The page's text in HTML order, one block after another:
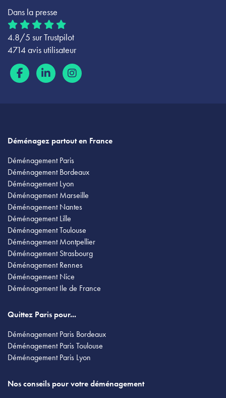
Dans la presse
4.8/5 sur Trustpilot
4714 avis utilisateur
Déménagez partout en France
Déménagement Paris
Déménagement Bordeaux
Déménagement Lyon
Déménagement Marseille
Déménagement Nantes
Déménagement Lille
Déménagement Toulouse
Déménagement Montpellier
Déménagement Strasbourg
Déménagement Rennes
Déménagement Nice
Déménagement Ile de France
Quittez Paris pour...
Déménagement Paris Bordeaux
Déménagement Paris Toulouse
Déménagement Paris Lyon
Nos conseils pour votre déménagement